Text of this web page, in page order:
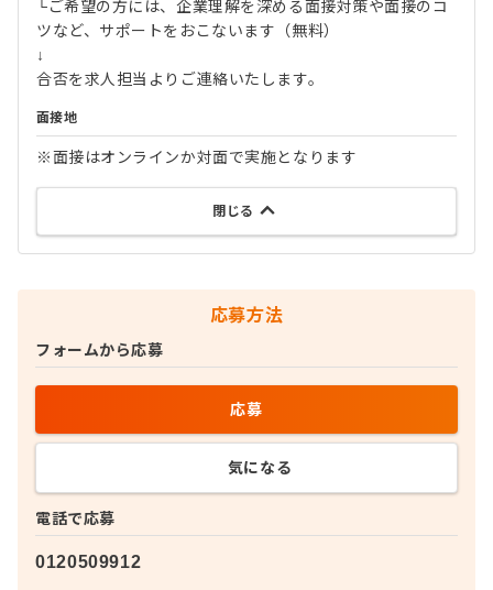
└ご希望の方には、企業理解を深める面接対策や面接のコ
ツなど、サポートをおこないます（無料）
↓
合否を求人担当よりご連絡いたします。
面接地
※面接はオンラインか対面で実施となります
閉じる
応募方法
電話で応募
0120509912
フォームから応募
応募
気になる